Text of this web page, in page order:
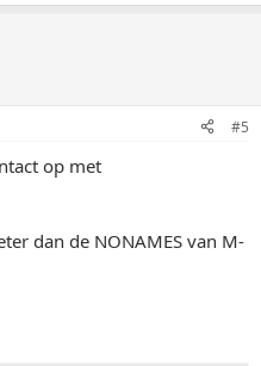
#5
op met
dan de NONAMES van M-